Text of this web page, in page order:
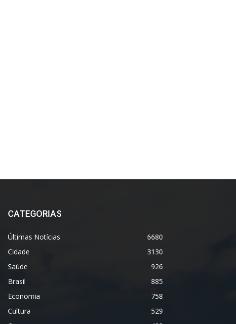
CATEGORIAS
Últimas Notícias
6680
Cidade
3130
Saúde
926
Brasil
885
Economia
758
Cultura
529